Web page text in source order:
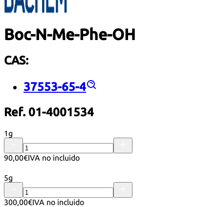
Boc-N-Me-Phe-OH
CAS:
37553-65-4
Ref. 01-4001534
1g
90,00€IVA no incluido
5g
300,00€IVA no incluido